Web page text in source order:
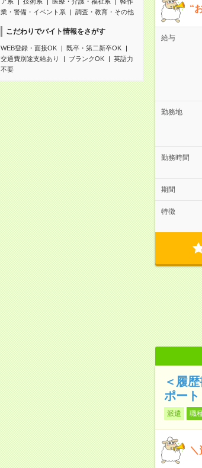
業・警備・イベント系
調査・教育・その他
こだわりでバイト情報をさがす
WEB登録・面接OK
既卒・第二新卒OK
交通費別途支給あり
ブランクOK
英語力
不要
“
給与
勤務地
勤務時間
期間
特徴
＜履
ポート
派遣 職
＼